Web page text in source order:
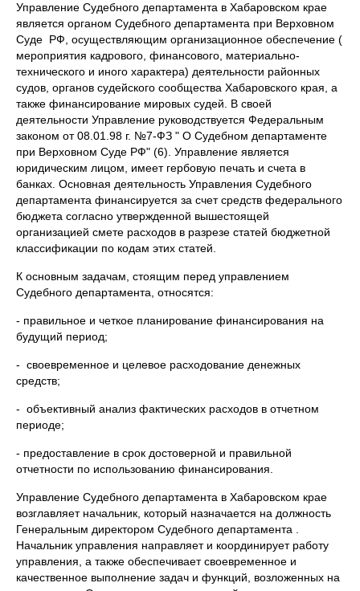
Управление Судебного департамента в Хабаровском крае
является органом Судебного департамента при Верховном
Суде РФ, осуществляющим организационное обеспечение (
мероприятия кадрового, финансового, материально-
технического и иного характера) деятельности районных
судов, органов судейского сообщества Хабаровского края, а
также финансирование мировых судей. В своей
деятельности Управление руководствуется Федеральным
законом от 08.01.98 г. №7-ФЗ " О Судебном департаменте
при Верховном Суде РФ" (6). Управление является
юридическим лицом, имеет гербовую печать и счета в
банках. Основная деятельность Управления Судебного
департамента финансируется за счет средств федерального
бюджета согласно утвержденной вышестоящей
организацией смете расходов в разрезе статей бюджетной
классификации по кодам этих статей.
К основным задачам, стоящим перед управлением
Судебного департамента, относятся:
- правильное и четкое планирование финансирования на
будущий период;
- своевременное и целевое расходование денежных
средств;
- объективный анализ фактических расходов в отчетном
периоде;
- предоставление в срок достоверной и правильной
отчетности по использованию финансирования.
Управление Судебного департамента в Хабаровском крае
возглавляет начальник, который назначается на должность
Генеральным директором Судебного департамента .
Начальник управления направляет и координирует работу
управления, а также обеспечивает своевременное и
качественное выполнение задач и функций, возложенных на